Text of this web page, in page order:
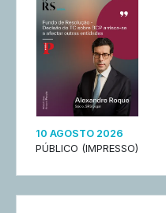
10 AGOSTO 2026
PÚBLICO (IMPRESSO)